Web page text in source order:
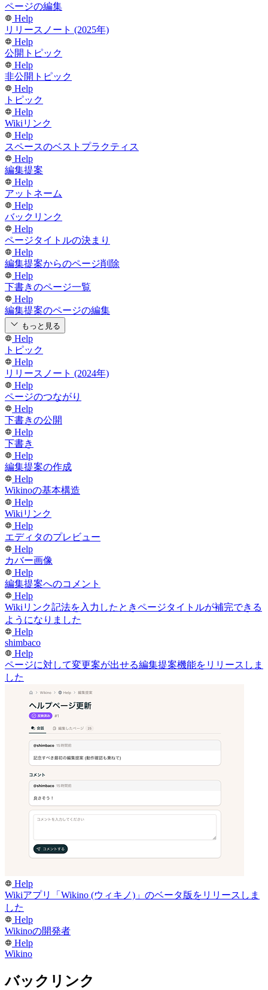
ページの編集
Help
リリースノート (2025年)
Help
公開トピック
Help
非公開トピック
Help
トピック
Help
Wikiリンク
Help
スペースのベストプラクティス
Help
編集提案
Help
アットネーム
Help
バックリンク
Help
ページタイトルの決まり
Help
編集提案からのページ削除
Help
下書きのページ一覧
Help
編集提案のページの編集
もっと見る
Help
トピック
Help
リリースノート (2024年)
Help
ページのつながり
Help
下書きの公開
Help
下書き
Help
編集提案の作成
Help
Wikinoの基本構造
Help
Wikiリンク
Help
エディタのプレビュー
Help
カバー画像
Help
編集提案へのコメント
Help
Wikiリンク記法を入力したときページタイトルが補完できる
ようになりました
Help
shimbaco
Help
ページに対して変更案が出せる編集提案機能をリリースしま
した
Help
Wikiアプリ「Wikino (ウィキノ)」のベータ版をリリースしま
した
Help
Wikinoの開発者
Help
Wikino
バックリンク